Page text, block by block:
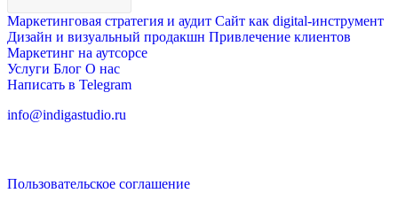
Маркетинговая стратегия и аудит Сайт как digital-инструмент
Дизайн и визуальный продакшн Привлечение клиентов
Маркетинг на аутсорсе
Услуги Блог О нас
Написать в Telegram
info@indigastudio.ru
Пользовательское соглашение